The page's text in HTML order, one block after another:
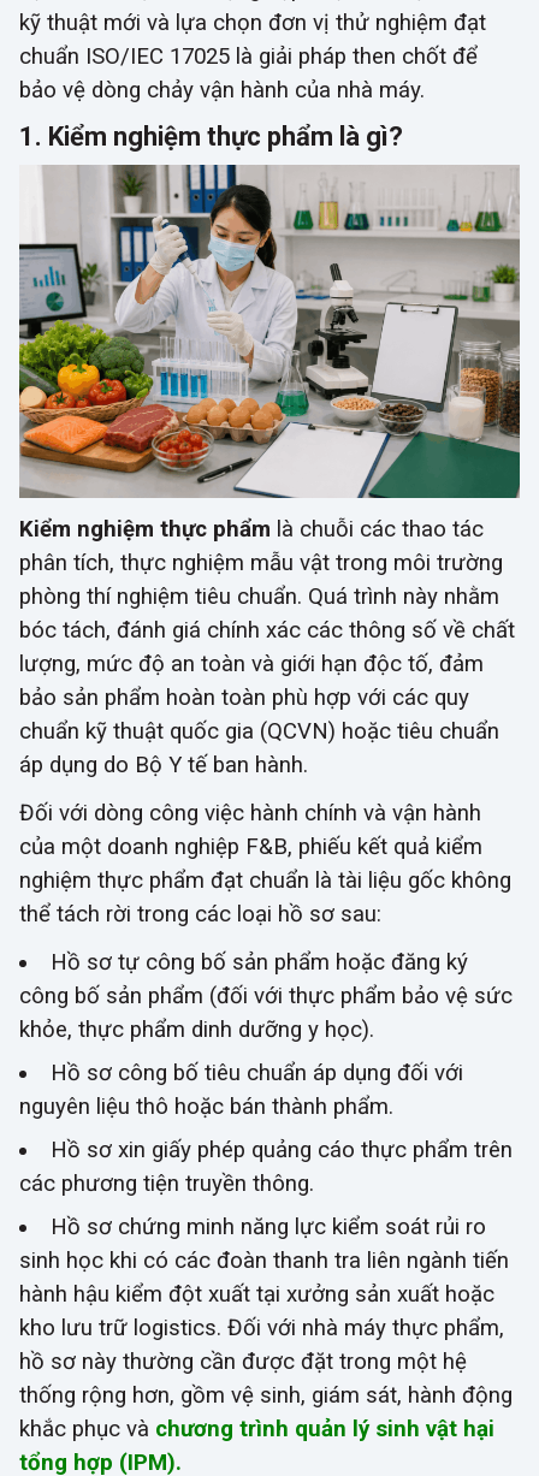
kỹ thuật mới và lựa chọn đơn vị thử nghiệm đạt
chuẩn ISO/IEC 17025 là giải pháp then chốt để
bảo vệ dòng chảy vận hành của nhà máy.
1. Kiểm nghiệm thực phẩm là gì?
Kiểm nghiệm thực phẩm là chuỗi các thao tác
phân tích, thực nghiệm mẫu vật trong môi trường
phòng thí nghiệm tiêu chuẩn. Quá trình này nhằm
bóc tách, đánh giá chính xác các thông số về chất
lượng, mức độ an toàn và giới hạn độc tố, đảm
bảo sản phẩm hoàn toàn phù hợp với các quy
chuẩn kỹ thuật quốc gia (QCVN) hoặc tiêu chuẩn
áp dụng do Bộ Y tế ban hành.
Đối với dòng công việc hành chính và vận hành
của một doanh nghiệp F&B, phiếu kết quả kiểm
nghiệm thực phẩm đạt chuẩn là tài liệu gốc không
thể tách rời trong các loại hồ sơ sau:
Hồ sơ tự công bố sản phẩm hoặc đăng ký
công bố sản phẩm (đối với thực phẩm bảo vệ sức
khỏe, thực phẩm dinh dưỡng y học).
Hồ sơ công bố tiêu chuẩn áp dụng đối với
nguyên liệu thô hoặc bán thành phẩm.
Hồ sơ xin giấy phép quảng cáo thực phẩm trên
các phương tiện truyền thông.
Hồ sơ chứng minh năng lực kiểm soát rủi ro
sinh học khi có các đoàn thanh tra liên ngành tiến
hành hậu kiểm đột xuất tại xưởng sản xuất hoặc
kho lưu trữ logistics. Đối với nhà máy thực phẩm,
hồ sơ này thường cần được đặt trong một hệ
thống rộng hơn, gồm vệ sinh, giám sát, hành động
khắc phục và chương trình quản lý sinh vật hại
tổng hợp (IPM).